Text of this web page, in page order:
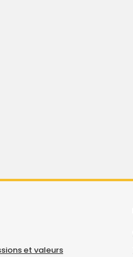
et valeurs